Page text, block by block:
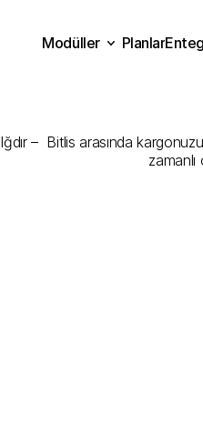
Iğdır –  Bitlis arasında
Modüller
Planlar